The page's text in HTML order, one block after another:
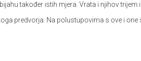
također istih mjera. Vrata i njihov trijem
predvorja. Na polustupovima s ove i one